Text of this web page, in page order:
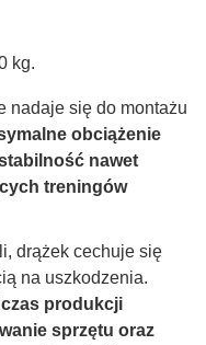
kg.
nadaje się do montażu
obciążenie
nawet
treningów
drążek cechuje się
na uszkodzenia.
produkcji
sprzętu oraz